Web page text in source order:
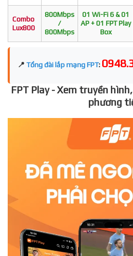
Combo
Lux800
800Mbps
/
800Mbps
01 Wi-Fi 6 & 01
AP + 01 FPT Play
Box
📍 Tổng đài lắp mạng FPT:
FPT Play - Xem truyền
phương